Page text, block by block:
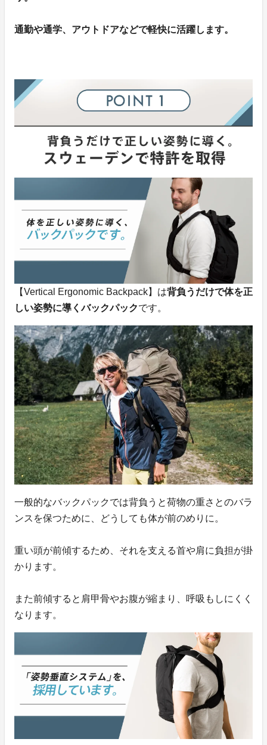
通勤や通学、アウトドアなどで軽快に活躍します。
【Vertical Ergonomic Backpack】は背負うだけで体を正
しい姿勢に導くバックパックです。
一般的なバックパックでは背負うと荷物の重さとのバラ
ンスを保つために、どうしても体が前のめりに。
重い頭が前傾するため、それを支える首や肩に負担が掛
かります。
また前傾すると肩甲骨やお腹が縮まり、呼吸もしにくく
なります。